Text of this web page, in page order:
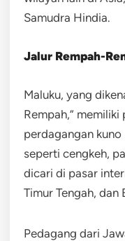
Samudra Hindia.
Jalur Rempah-
Maluku, yang
Rempah,”
perdagangan
seperti cengkeh,
dicari di pasar
Timur Tengah, dan
Pedagang dari